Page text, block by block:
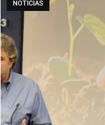
NOTÍCIAS